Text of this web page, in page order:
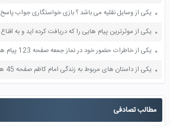
یکی از وسایل نقلیه می باشد ؟ بازی خواستگاری جواب پاسخ
یکی از خاطرات حضور خود در نماز جمعه صفحه 123 پیام های آسمان هفتم
یکی از داستان های مربوط به زندگی امام کاظم صفحه 45 هدیه های آسمان چهارم
مطالب تصادفی